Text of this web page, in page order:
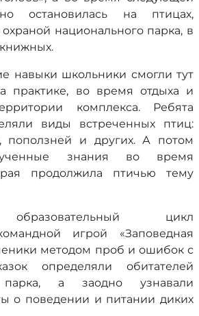
остановилась на птицах,
национального парка, в
навыки школьники смогли тут
практике, во время отдыха и
комплекса. Ребята
виды встреченных птиц:
поползней и других. А потом
знания во время
продолжила птичью тему
цикл
игрой «Заповедная
методом проб и ошибок с
определяли обитателей
парка, а заодно узнавали
о поведении и питании диких